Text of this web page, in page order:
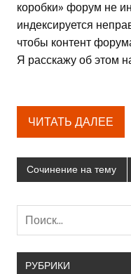
коробки» форум не
индексируется
чтобы контент
Я расскажу об этом
ЧИТАТЬ ДАЛЕЕ
Сочинение на тему
РУБРИКИ